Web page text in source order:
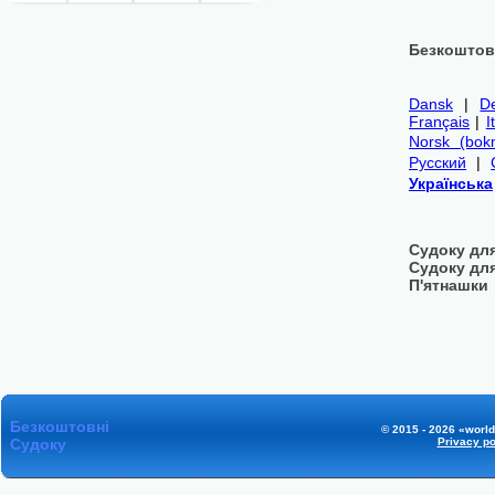
Dansk |
Français |
Norsk
Русский |
Українська
Судоку
Судоку
П'ятнашки
Безкоштовні
Судоку
© 2015 - 2026
Privacy